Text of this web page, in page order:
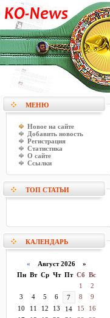
МЕНЮ
Новое на сайте
Добавить новость
Регистрация
Статистика
О сайте
Ссылки
ТОП СТАТЬИ
КАЛЕНДАРЬ
« Август 2026 »
Пн Вт Ср Чт Пт Сб Вс
1
2
3
4 5 6 7 8
9
10
11 12 13 14 15
16